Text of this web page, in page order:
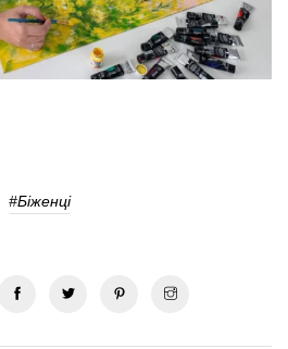
#Біженці